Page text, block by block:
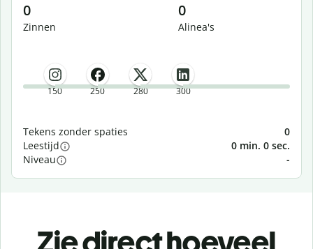
0
Zinnen
0
Alinea's
Tekens zonder spaties
0
Leestijd
0 min. 0 sec.
Niveau
-
150 250 280 300